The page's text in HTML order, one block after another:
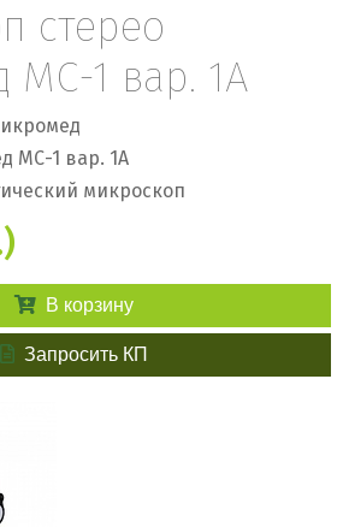
стерео
МС-1 вар. 1А
МС-1 вар. 1А
микроскоп
В корзину
Запросить КП